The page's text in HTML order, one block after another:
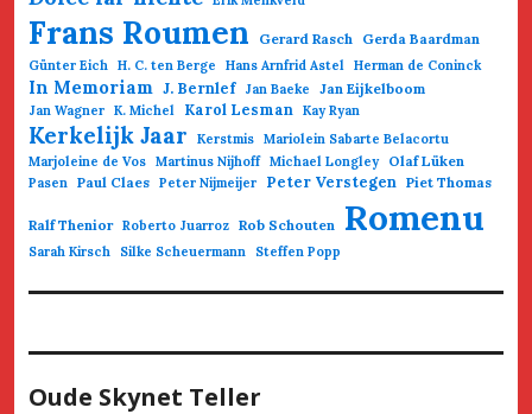
Frans Roumen Gerard Rasch Gerda Baardman
Günter Eich H. C. ten Berge Hans Arnfrid Astel Herman de Coninck
In Memoriam J. Bernlef Jan Baeke Jan Eijkelboom
Jan Wagner K. Michel Karol Lesman Kay Ryan
Kerkelijk Jaar Kerstmis Mariolein Sabarte Belacortu
Marjoleine de Vos Martinus Nijhoff Michael Longley Olaf Lüken
Pasen Paul Claes Peter Nijmeijer Peter Verstegen Piet Thomas
Ralf Thenior Roberto Juarroz Rob Schouten Romenu
Sarah Kirsch Silke Scheuermann Steffen Popp
Oude Skynet Teller